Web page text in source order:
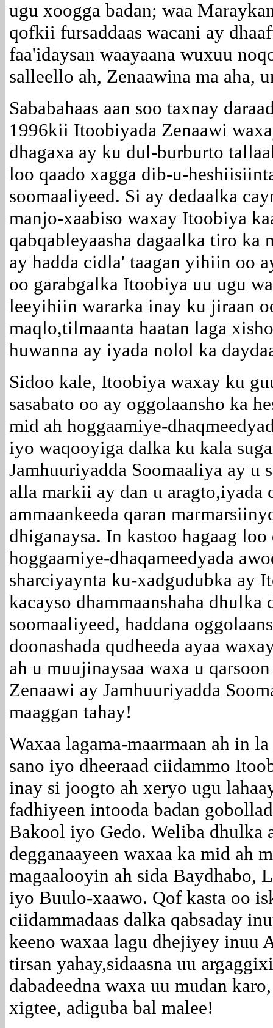
ugu xoogga badan; waa
qofkii fursaddaas wacani ay
faa'idaysan waayaana wuxuu
salleello ah, Zenaawina ma aha,
Sababahaas aan soo taxnay
1996kii Itoobiyada Zenaawi
dhagaxa ay ku dul-burburto
loo qaado xagga dib-u-
soomaaliyeed. Si ay dedaalka
manjo-xaabiso waxay Itoobiya
qabqableyaasha dagaalka tiro ka
ay hadda cidla' taagan yihiin oo
oo garabgalka Itoobiya uu ugu
leeyihiin wararka inay ku jiraan
maqlo,tilmaanta haatan laga
huwanna ay iyada nolol ka
Sidoo kale, Itoobiya waxay ku
sasabato oo ay oggolaansho ka
mid ah hoggaamiye-
iyo waqooyiga dalka ku kala
Jamhuuriyadda Soomaaliya ay u
alla markii ay dan u aragto,iyada
ammaankeeda qaran
dhiganaysa. In kastoo hagaag
hoggaamiye-dhaqameedyada
sharciyaynta ku-xadgudubka ay
kacayso dhammaanshaha dhulka
soomaaliyeed, haddana
doonashada qudheeda ayaa
ah u muujinaysaa waxa u
Zenaawi ay Jamhuuriyadda
maaggan tahay!
Waxaa lagama-maarmaan ah in
sano iyo dheeraad ciidammo
inay si joogto ah xeryo ugu
fadhiyeen intooda badan
Bakool iyo Gedo. Weliba dhulka
degganaayeen waxaa ka mid ah
magaalooyin ah sida Baydhabo,
iyo Buulo-xaawo. Qof kasta oo
ciidammadaas dalka qabsaday
keeno waxaa lagu dhejiyey inuu
tirsan yahay,sidaasna uu
dabadeedna waxa uu mudan
xigtee, adiguba bal malee!